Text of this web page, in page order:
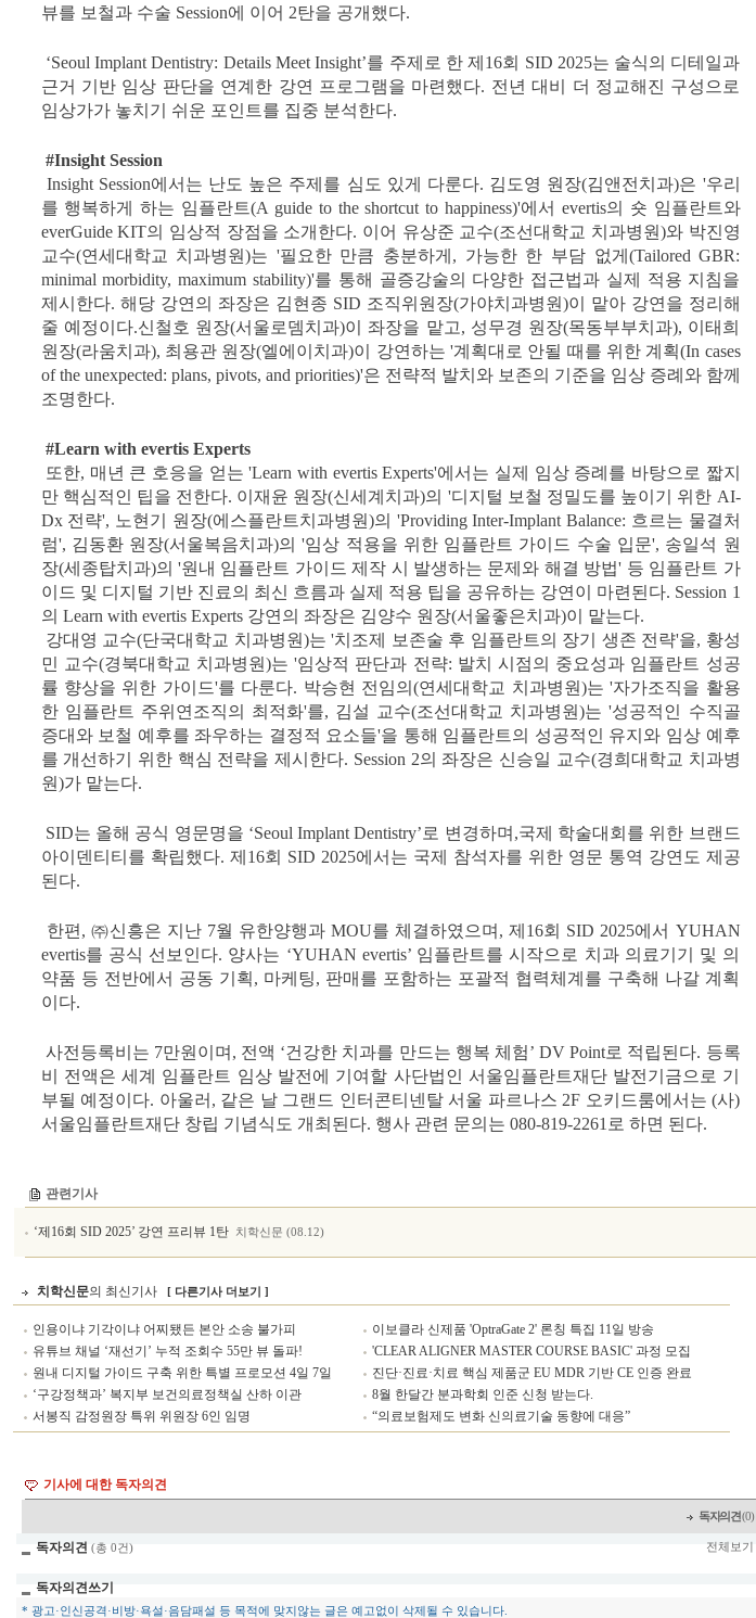
뷰를 보철과 수술 Session에 이어 2탄을 공개했다.
‘Seoul Implant Dentistry: Details Meet Insight’를 주제로 한 제16회 SID 2025는 술식의 디테일과
근거 기반 임상 판단을 연계한 강연 프로그램을 마련했다. 전년 대비 더 정교해진 구성으로
임상가가 놓치기 쉬운 포인트를 집중 분석한다.
#Insight Session
Insight Session에서는 난도 높은 주제를 심도 있게 다룬다. 김도영 원장(김앤전치과)은 '우리
를 행복하게 하는 임플란트(A guide to the shortcut to happiness)'에서 evertis의 숏 임플란트와
everGuide KIT의 임상적 장점을 소개한다. 이어 유상준 교수(조선대학교 치과병원)와 박진영
교수(연세대학교 치과병원)는 '필요한 만큼 충분하게, 가능한 한 부담 없게(Tailored GBR:
minimal morbidity, maximum stability)'를 통해 골증강술의 다양한 접근법과 실제 적용 지침을
제시한다. 해당 강연의 좌장은 김현종 SID 조직위원장(가야치과병원)이 맡아 강연을 정리해
줄 예정이다.신철호 원장(서울로뎀치과)이 좌장을 맡고, 성무경 원장(목동부부치과), 이태희
원장(라움치과), 최용관 원장(엘에이치과)이 강연하는 '계획대로 안될 때를 위한 계획(In cases
of the unexpected: plans, pivots, and priorities)'은 전략적 발치와 보존의 기준을 임상 증례와 함께
조명한다.
#Learn with evertis Experts
또한, 매년 큰 호응을 얻는 'Learn with evertis Experts'에서는 실제 임상 증례를 바탕으로 짧지
만 핵심적인 팁을 전한다. 이재윤 원장(신세계치과)의 '디지털 보철 정밀도를 높이기 위한 AI-
Dx 전략', 노현기 원장(에스플란트치과병원)의 'Providing Inter-Implant Balance: 흐르는 물결처
럼', 김동환 원장(서울복음치과)의 '임상 적용을 위한 임플란트 가이드 수술 입문', 송일석 원
장(세종탑치과)의 '원내 임플란트 가이드 제작 시 발생하는 문제와 해결 방법' 등 임플란트 가
이드 및 디지털 기반 진료의 최신 흐름과 실제 적용 팁을 공유하는 강연이 마련된다. Session 1
의 Learn with evertis Experts 강연의 좌장은 김양수 원장(서울좋은치과)이 맡는다.
강대영 교수(단국대학교 치과병원)는 '치조제 보존술 후 임플란트의 장기 생존 전략'을, 황성
민 교수(경북대학교 치과병원)는 '임상적 판단과 전략: 발치 시점의 중요성과 임플란트 성공
률 향상을 위한 가이드'를 다룬다. 박승현 전임의(연세대학교 치과병원)는 '자가조직을 활용
한 임플란트 주위연조직의 최적화'를, 김설 교수(조선대학교 치과병원)는 '성공적인 수직골
증대와 보철 예후를 좌우하는 결정적 요소들'을 통해 임플란트의 성공적인 유지와 임상 예후
를 개선하기 위한 핵심 전략을 제시한다. Session 2의 좌장은 신승일 교수(경희대학교 치과병
원)가 맡는다.
SID는 올해 공식 영문명을 ‘Seoul Implant Dentistry’로 변경하며,국제 학술대회를 위한 브랜드
아이덴티티를 확립했다. 제16회 SID 2025에서는 국제 참석자를 위한 영문 통역 강연도 제공
된다.
한편, ㈜신흥은 지난 7월 유한양행과 MOU를 체결하였으며, 제16회 SID 2025에서 YUHAN
evertis를 공식 선보인다. 양사는 ‘YUHAN evertis’ 임플란트를 시작으로 치과 의료기기 및 의
약품 등 전반에서 공동 기획, 마케팅, 판매를 포함하는 포괄적 협력체계를 구축해 나갈 계획
이다.
사전등록비는 7만원이며, 전액 ‘건강한 치과를 만드는 행복 체험’ DV Point로 적립된다. 등록
비 전액은 세계 임플란트 임상 발전에 기여할 사단법인 서울임플란트재단 발전기금으로 기
부될 예정이다. 아울러, 같은 날 그랜드 인터콘티넨탈 서울 파르나스 2F 오키드룸에서는 (사)
서울임플란트재단 창립 기념식도 개최된다. 행사 관련 문의는 080-819-2261로 하면 된다.
관련기사
‘제16회 SID 2025’ 강연 프리뷰 1탄 치학신문 (08.12)
치학신문의 최신기사 [ 다른기사 더보기 ]
인용이냐 기각이냐 어찌됐든 본안 소송 불가피
이보클라 신제품 'OptraGate 2' 론칭 특집 11일 방송
유튜브 채널 ‘재선기’ 누적 조회수 55만 뷰 돌파!
'CLEAR ALIGNER MASTER COURSE BASIC' 과정 모집
원내 디지털 가이드 구축 위한 특별 프로모션 4일 7일
진단·진료·치료 핵심 제품군 EU MDR 기반 CE 인증 완료
‘구강정책과’ 복지부 보건의료정책실 산하 이관
8월 한달간 분과학회 인준 신청 받는다.
서봉직 감정원장 특위 위원장 6인 임명
“의료보험제도 변화 신의료기술 동향에 대응”
기사에 대한 독자의견
독자의견(0)
독자의견 (총 0건) 전체보기
독자의견쓰기
* 광고·인신공격·비방·욕설·음담패설 등 목적에 맞지않는 글은 예고없이 삭제될 수 있습니다.